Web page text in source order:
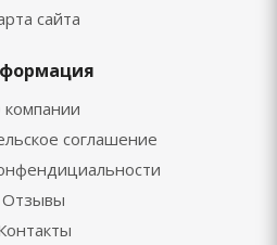
сайта
соглашение
Отзывы